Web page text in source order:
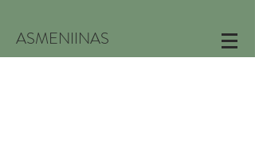
ASMENIINAS